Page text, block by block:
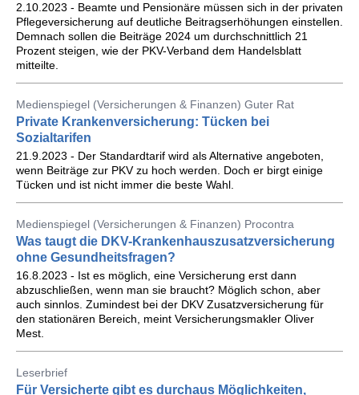
2.10.2023 - Beamte und Pensionäre müssen sich in der privaten
Pflegeversicherung auf deutliche Beitragserhöhungen einstellen.
Demnach sollen die Beiträge 2024 um durchschnittlich 21
Prozent steigen, wie der PKV-Verband dem Handelsblatt
mitteilte.
Medienspiegel (Versicherungen & Finanzen) Guter Rat
Private Krankenversicherung: Tücken bei
Sozialtarifen
21.9.2023 - Der Standardtarif wird als Alternative angeboten,
wenn Beiträge zur PKV zu hoch werden. Doch er birgt einige
Tücken und ist nicht immer die beste Wahl.
Medienspiegel (Versicherungen & Finanzen) Procontra
Was taugt die DKV-Krankenhauszusatzversicherung
ohne Gesundheitsfragen?
16.8.2023 - Ist es möglich, eine Versicherung erst dann
abzuschließen, wenn man sie braucht? Möglich schon, aber
auch sinnlos. Zumindest bei der DKV Zusatzversicherung für
den stationären Bereich, meint Versicherungsmakler Oliver
Mest.
Leserbrief
Für Versicherte gibt es durchaus Möglichkeiten,